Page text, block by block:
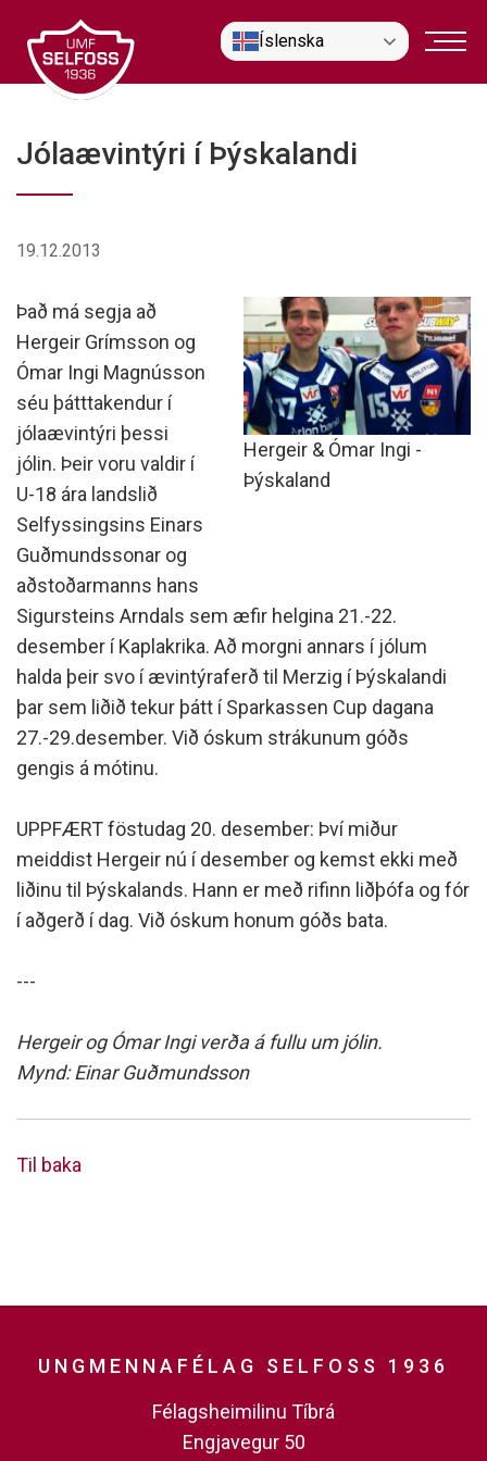
efni
Íslenska
Jólaævintýri í Þýskalandi
19.12.2013
Hergeir & Ómar Ingi -
Þýskaland
Það má segja að
Hergeir Grímsson og
Ómar Ingi Magnússon
séu þátttakendur í
jólaævintýri þessi
jólin. Þeir voru valdir í
U-18 ára landslið
Selfyssingsins Einars
Guðmundssonar og
aðstoðarmanns hans
Sigursteins Arndals sem æfir helgina 21.-22.
desember í Kaplakrika. Að morgni annars í jólum
halda þeir svo í ævintýraferð til Merzig í Þýskalandi
þar sem liðið tekur þátt í Sparkassen Cup dagana
27.-29.desember. Við óskum strákunum góðs
gengis á mótinu.
UPPFÆRT föstudag 20. desember: Því miður
meiddist Hergeir nú í desember og kemst ekki með
liðinu til Þýskalands. Hann er með rifinn liðþófa og fór
í aðgerð í dag. Við óskum honum góðs bata.
---
Hergeir og Ómar Ingi verða á fullu um jólin.
Mynd: Einar Guðmundsson
Til baka
UNGMENNAFÉLAG SELFOSS 1936
Félagsheimilinu Tíbrá
Engjavegur 50